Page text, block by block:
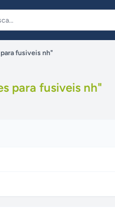
fusiveis nh"
para fusiveis nh"